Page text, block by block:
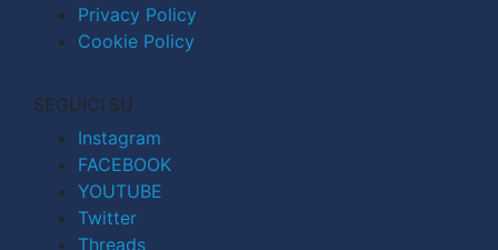
Privacy Policy
Cookie Policy
SEGUICI SU
Instagram
FACEBOOK
YOUTUBE
Twitter
Threads